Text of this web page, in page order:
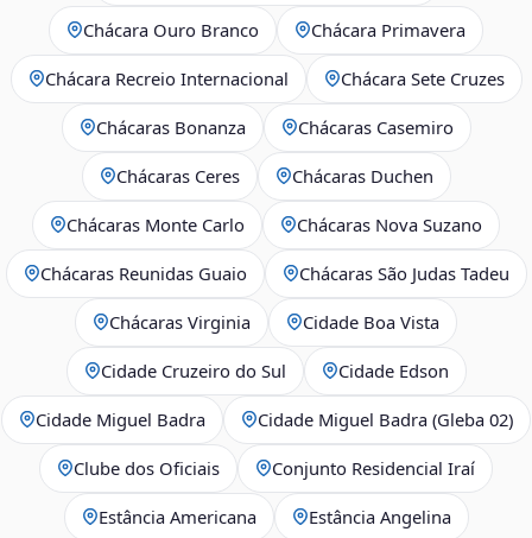
Chácara Ouro Branco Chácara Primavera
Chácara Recreio Internacional Chácara Sete Cruzes
Chácaras Bonanza Chácaras Casemiro
Chácaras Ceres Chácaras Duchen
Chácaras Monte Carlo Chácaras Nova Suzano
Chácaras Reunidas Guaio Chácaras São Judas Tadeu
Chácaras Virginia Cidade Boa Vista
Cidade Cruzeiro do Sul Cidade Edson
Cidade Miguel Badra Cidade Miguel Badra (Gleba 02)
Clube dos Oficiais Conjunto Residencial Iraí
Estância Americana Estância Angelina